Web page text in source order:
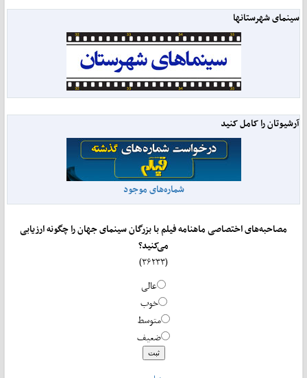
سینمای شهرستانها
آرشیوتان را کامل کنید
شماره‌های موجود
مصاحبه‌های اختصاصی ماهنامه فیلم با بزرگان سینمای جهان را چگونه ارزیابی
می‌کنید؟
عالی
خوب
متوسط
ضعیف